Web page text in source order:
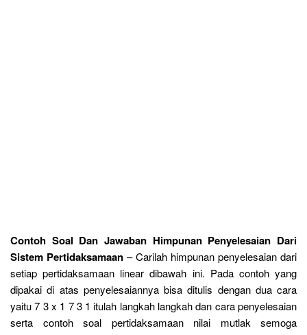
Contoh Soal Dan Jawaban Himpunan Penyelesaian Dari
Sistem Pertidaksamaan – Carilah himpunan penyelesaian dari
setiap pertidaksamaan linear dibawah ini. Pada contoh yang
dipakai di atas penyelesaiannya bisa ditulis dengan dua cara
yaitu 7 3 x 1 7 3 1 itulah langkah langkah dan cara penyelesaian
serta contoh soal pertidaksamaan nilai mutlak semoga